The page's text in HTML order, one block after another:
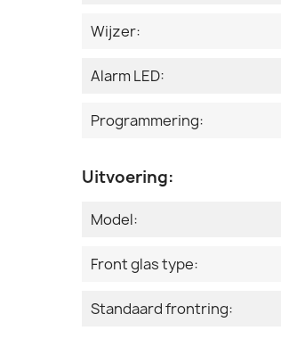
Wijzer:
Alarm LED:
Programmering:
Uitvoering:
Model:
Front glas type:
Standaard frontring: